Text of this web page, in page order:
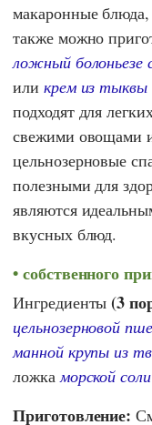
макаронные блюда,
также можно
ложный болоньезе
или крем из
подходят для
свежими овощами
цельнозерновые
полезными для
являются
вкусных блюд.
собственного
Ингредиенты(3
цельнозерновой
манной крупы из
ложкаморской соли
Приготовление: